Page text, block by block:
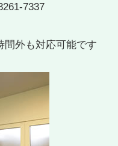
7337
外も対応可能です